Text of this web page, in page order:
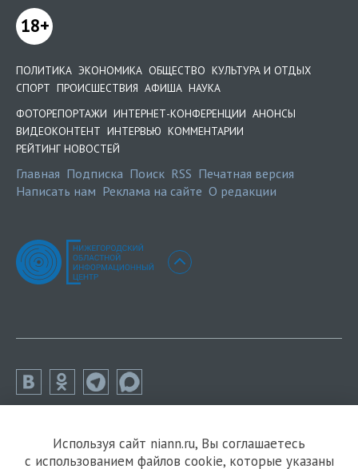
18+
ПОЛИТИКА ЭКОНОМИКА ОБЩЕСТВО КУЛЬТУРА И ОТДЫХ
СПОРТ ПРОИСШЕСТВИЯ АФИША НАУКА
ФОТОРЕПОРТАЖИ ИНТЕРНЕТ-КОНФЕРЕНЦИИ АНОНСЫ
ВИДЕОКОНТЕНТ ИНТЕРВЬЮ КОММЕНТАРИИ
РЕЙТИНГ НОВОСТЕЙ
Главная Подписка Поиск RSS Печатная версия
Написать нам Реклама на сайте О редакции
Используя сайт niann.ru, Вы соглашаетесь
с использованием файлов cookie, которые указаны